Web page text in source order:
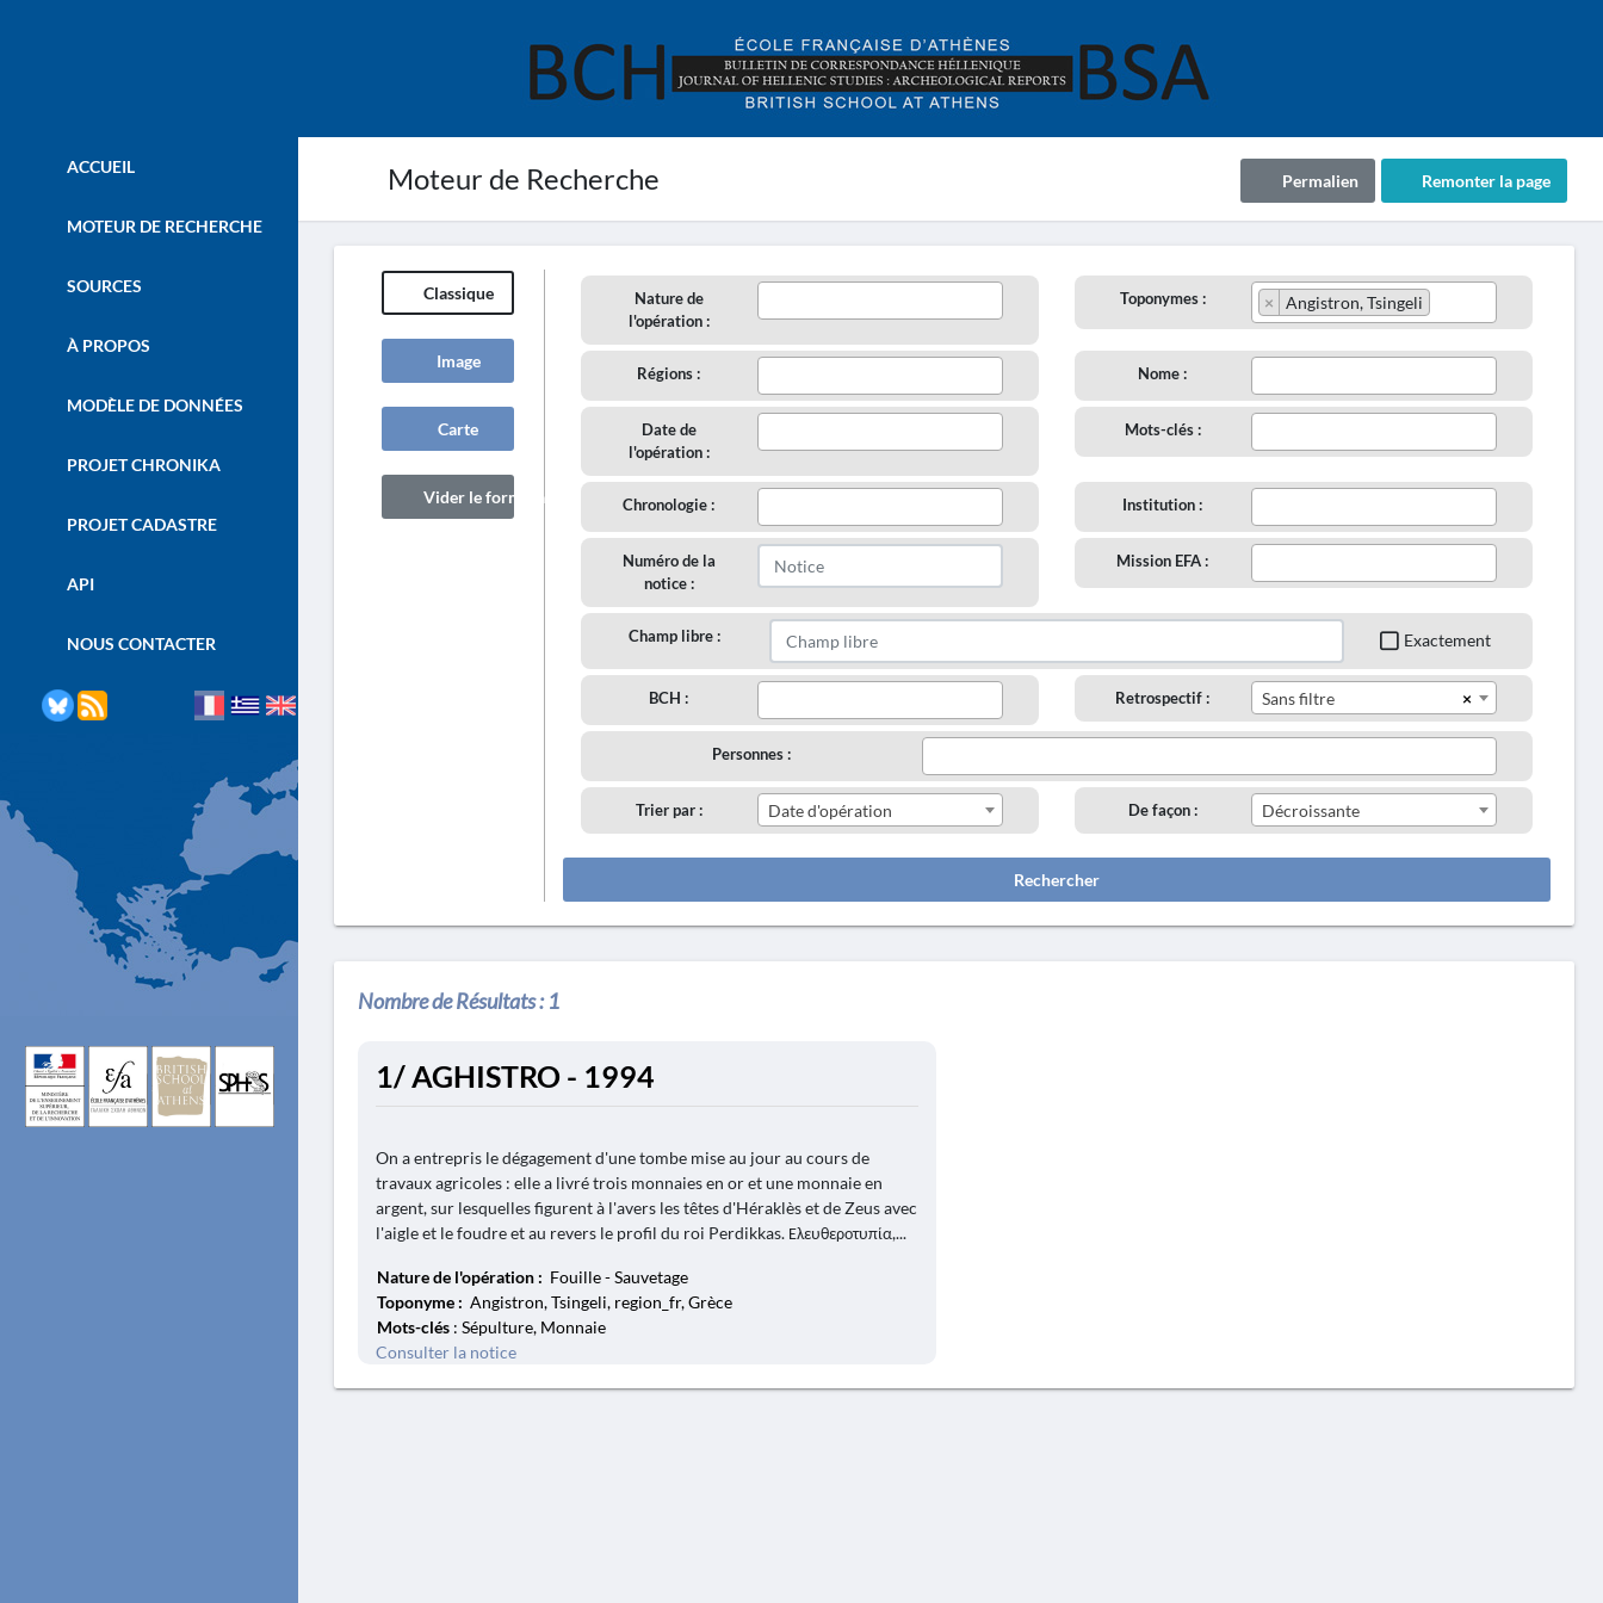
Moteur de Recherche Remonter la page
Permalien
ACCUEIL
MOTEUR DE RECHERCHE
SOURCES
À PROPOS
MODÈLE DE DONNÉES
PROJET CHRONIKA
PROJET CADASTRE
API
NOUS CONTACTER
Classique
Image
Carte
Vider le formulaire
Nature de
l'opération :
Toponymes : × Angistron, Tsingeli
Régions : Nome :
Date de
l'opération :
Mots-clés :
Chronologie : Institution :
Numéro de la
notice :
Mission EFA :
Champ libre : Exactement
BCH : Retrospectif : ×
Sans filtre
Personnes :
Trier par : Date d'opération De façon : Décroissante
Rechercher
Nombre de Résultats :1
1/ AGHISTRO - 1994
On a entrepris le dégagement d'une tombe mise au jour au cours de
travaux agricoles : elle a livré trois monnaies en or et une monnaie en
argent, sur lesquelles figurent à l'avers les têtes d'Héraklès et de Zeus avec
l'aigle et le foudre et au revers le profil du roi Perdikkas. Ελευθεροτυπία,...
Nature de l'opération : Fouille - Sauvetage
Toponyme : Angistron, Tsingeli, region_fr, Grèce
Mots-clés : Sépulture, Monnaie
Consulter la notice